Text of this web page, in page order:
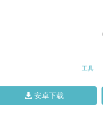
工具
安卓下载